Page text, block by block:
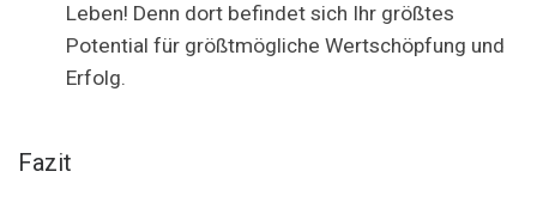
Leben! Denn dort befindet sich Ihr größtes
Potential für größtmögliche Wertschöpfung und
Erfolg.
Fazit